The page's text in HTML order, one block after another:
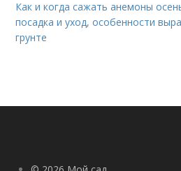
Как и когда сажать анемоны
посадка и уход, особенности
грунте